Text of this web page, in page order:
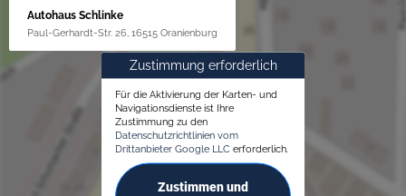
Autohaus Schlinke
Paul-Gerhardt-Str. 26, 16515 Oranienburg
Zustimmung erforderlich
Für die Aktivierung der Karten- und
Navigationsdienste ist Ihre
Zustimmung zu den
Datenschutzrichtlinien vom
Drittanbieter Google LLC erforderlich.
Zustimmen und